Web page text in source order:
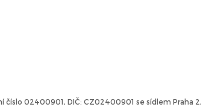
číslo 02400901, DIČ: CZ02400901 se sídlem Praha 2,